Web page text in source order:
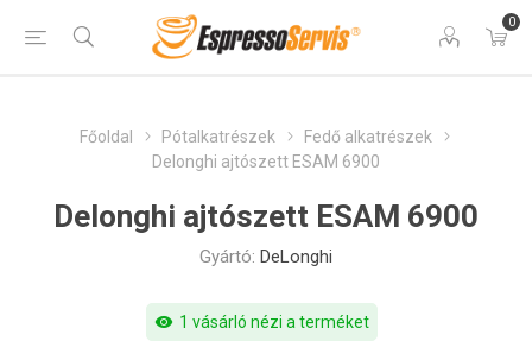
0
Főoldal Pótalkatrészek
Fedő alkatrészek
Delonghi ajtószett ESAM 6900
Delonghi ajtószett ESAM 6900
Gyártó: DeLonghi
visibility 1 vásárló nézi a terméket